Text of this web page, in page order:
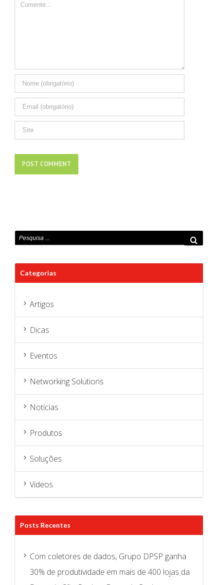
Comente
Categorias
Artigos
Dicas
Eventos
Networking Solutions
Notícias
Produtos
Soluções
Videos
Posts Recentes
Com coletores de dados, Grupo DPSP ganha
30% de produtividade em mais de 400 lojas da